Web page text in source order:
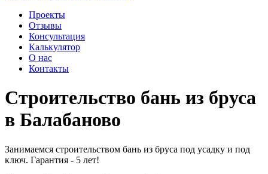
Проекты
Отзывы
Консультация
Калькулятор
О нас
Контакты
Строительство бань из бруса
в Балабаново
Занимаемся строительством бань из бруса под усадку и под
ключ. Гарантия - 5 лет!